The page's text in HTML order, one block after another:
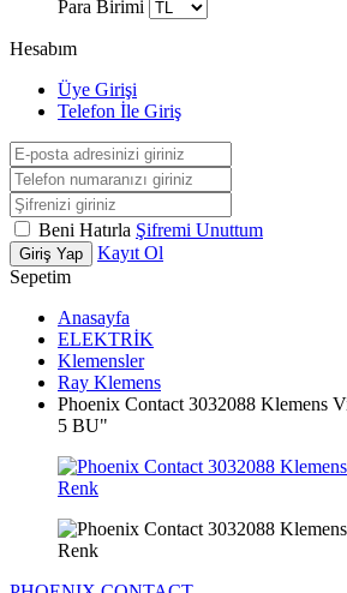
Para Birimi
Hesabım
Üye Girişi
Telefon İle Giriş
Beni Hatırla Şifremi Unuttum
Giriş Yap
Kayıt Ol
Sepetim
Anasayfa
ELEKTRİK
Klemensler
Ray Klemens
Phoenix Contact 3032088 Klemens
5 BU"